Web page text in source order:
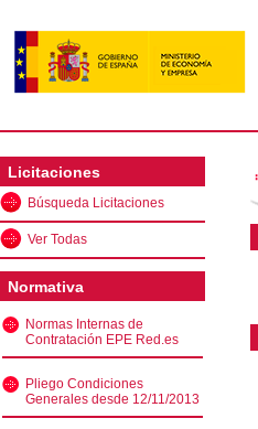
Licitaciones
Búsqueda Licitaciones
Ver Todas
Normativa
Normas Internas de
Contratación EPE Red.es
Pliego Condiciones
Generales desde 12/11/2013